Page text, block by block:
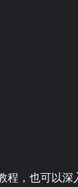
程，也可以深